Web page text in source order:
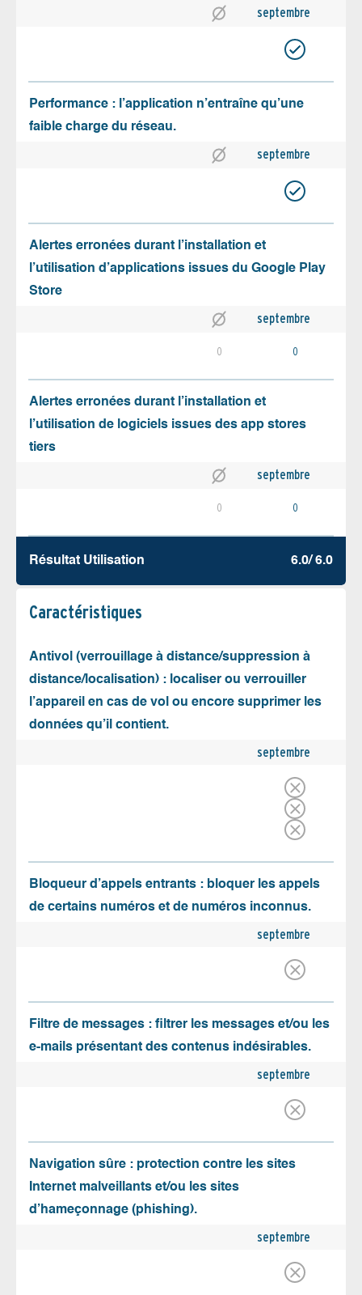
septembre
Performance : l’application n’entraîne qu’une
faible charge du réseau.
septembre
Alertes erronées durant l’installation et
l’utilisation d’applications issues du Google Play
Store
septembre
0 0
Alertes erronées durant l’installation et
l’utilisation de logiciels issues des app stores
tiers
septembre
0 0
Résultat Utilisation 6.0/ 6.0
Caractéristiques
Antivol (verrouillage à distance/suppression à
distance/localisation) : localiser ou verrouiller
l’appareil en cas de vol ou encore supprimer les
données qu’il contient.
septembre
Bloqueur d’appels entrants : bloquer les appels
de certains numéros et de numéros inconnus.
septembre
Filtre de messages : filtrer les messages et/ou les
e-mails présentant des contenus indésirables.
septembre
Navigation sûre : protection contre les sites
Internet malveillants et/ou les sites
d’hameçonnage (phishing).
septembre